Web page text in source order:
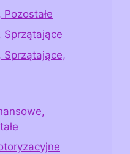
Sprzątające
Sprzątające,